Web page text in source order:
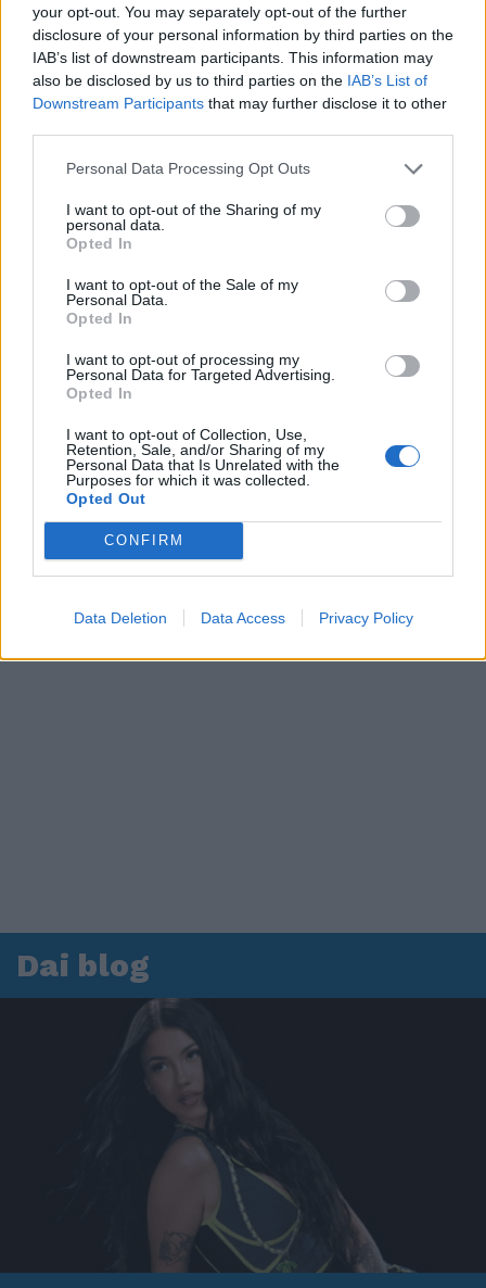
your opt-out. You may separately opt-out of the further
disclosure of your personal information by third parties on the
IAB’s list of downstream participants. This information may
also be disclosed by us to third parties on the IAB’s List of
Downstream Participants that may further disclose it to other
Personal Data Processing Opt Outs
I want to opt-out of the Sharing of my
personal data.
Opted In
I want to opt-out of the Sale of my
Personal Data.
Opted In
I want to opt-out of processing my
Personal Data for Targeted Advertising.
Opted In
I want to opt-out of Collection, Use,
Retention, Sale, and/or Sharing of my
Personal Data that Is Unrelated with the
Purposes for which it was collected.
Opted Out
CONFIRM
Data Deletion Data Access Privacy Policy
Leonardo Maria Del Vecchio dall'ex compagna
in ospedale. Le dichiarazioni ai giornalisti
Dai blog